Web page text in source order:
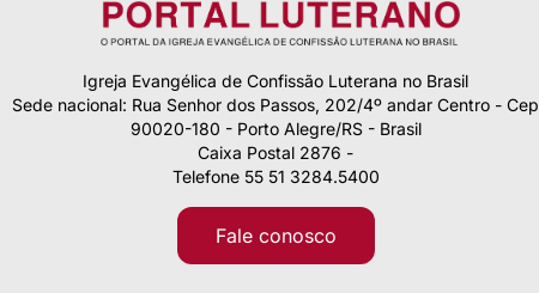
Igreja Evangélica de Confissão Luterana no Brasil
Sede nacional: Rua Senhor dos Passos, 202/4º andar Centro - Cep
90020-180 - Porto Alegre/RS - Brasil
Caixa Postal 2876 -
Telefone 55 51 3284.5400
Fale conosco